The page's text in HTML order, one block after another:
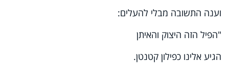
וענה התשובה מבלי להעלים:
"הפיל הזה היצוק והאיתן
הגיע אלינו כפילון קטנטן.